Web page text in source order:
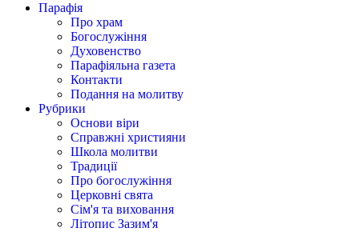
Парафія
Про храм
Богослужіння
Духовенство
Парафіяльна газета
Контакти
Подання на молитву
Рубрики
Основи віри
Справжні християни
Школа молитви
Традиції
Про богослужіння
Церковні свята
Сім'я та виховання
Літопис Зазим'я